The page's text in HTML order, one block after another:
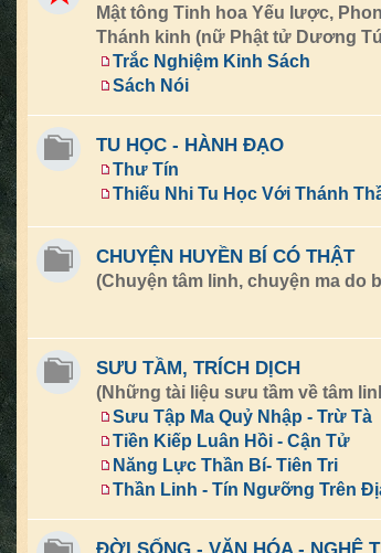
Mật tông Tinh hoa Yếu lược,
Thánh kinh (nữ Phật tử Dương
Trắc Nghiệm Kinh Sách
Sách Nói
TU HỌC - HÀNH ĐẠO
Thư Tín
Thiếu Nhi Tu Học Với Thánh
CHUYỆN HUYỀN BÍ CÓ THẬT
(Chuyện tâm linh, chuyện ma do
SƯU TẦM, TRÍCH DỊCH
(Những tài liệu sưu tầm về tâm
Sưu Tập Ma Quỷ Nhập - Trừ Tà
Tiền Kiếp Luân Hồi - Cận Tử
Năng Lực Thần Bí- Tiên Tri
Thần Linh - Tín Ngưỡng Trên
ĐỜI SỐNG - VĂN HÓA - NGHỆ